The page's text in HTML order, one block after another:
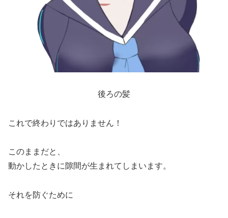
後ろの髪
これで終わりではありません！
このままだと、
動かしたときに隙間が生まれてしまいます。
それを防ぐために